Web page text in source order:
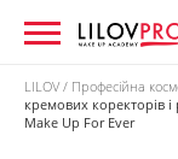
LILOV Професійна
кремових коректорів і
Make Up For Ever